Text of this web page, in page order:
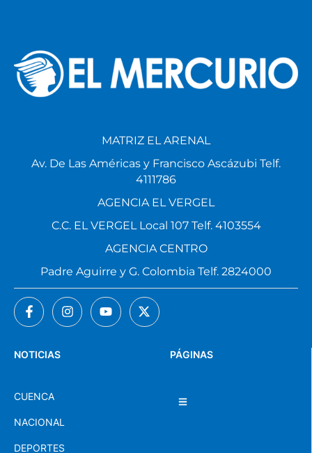
PÁGINAS
NOTICIAS
CUENCA
NACIONAL
DEPORTES
MATRIZ EL ARENAL
Av. De Las Américas y Francisco Ascázubi Telf.
4111786
AGENCIA EL VERGEL
C.C. EL VERGEL Local 107 Telf. 4103554
AGENCIA CENTRO
Padre Aguirre y G. Colombia Telf. 2824000